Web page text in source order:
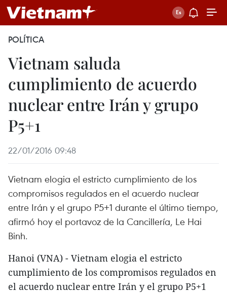
POLÍTICA
Vietnam saluda
cumplimiento de acuerdo
nuclear entre Irán y grupo
P5+1
22/01/2016 09:48
Vietnam elogia el estricto cumplimiento de los
compromisos regulados en el acuerdo nuclear
entre Irán y el grupo P5+1 durante el último tiempo,
afirmó hoy el portavoz de la Cancillería, Le Hai
Binh.
Hanoi (VNA) - Vietnam elogia el estricto
cumplimiento de los compromisos regulados en
el acuerdo nuclear entre Irán y el grupo P5+1